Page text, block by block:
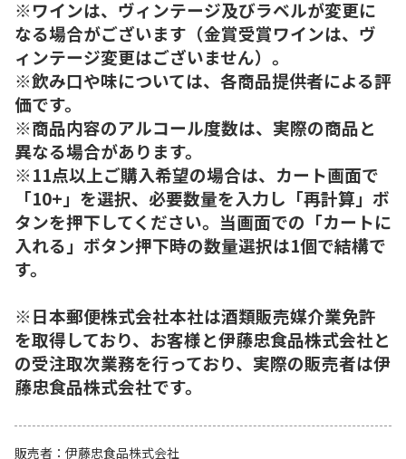
※ワインは、ヴィンテージ及びラベルが変更に
なる場合がございます（金賞受賞ワインは、ヴ
ィンテージ変更はございません）。
※飲み口や味については、各商品提供者による評
価です。
※商品内容のアルコール度数は、実際の商品と
異なる場合があります。
※11点以上ご購入希望の場合は、カート画面で
「10+」を選択、必要数量を入力し「再計算」ボ
タンを押下してください。当画面での「カートに
入れる」ボタン押下時の数量選択は1個で結構で
す。
※日本郵便株式会社本社は酒類販売媒介業免許
を取得しており、お客様と伊藤忠食品株式会社と
の受注取次業務を行っており、実際の販売者は伊
藤忠食品株式会社です。
販売者
伊藤忠食品株式会社